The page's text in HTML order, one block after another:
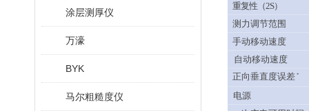
涂层测厚仪
万濠
BYK
马尔粗糙度仪
重复性（2S）
测力调节范围
手动移动速度
自动移动速度
正向垂直度误差 *
电源